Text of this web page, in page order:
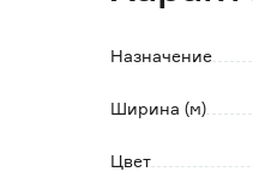
Особенности
качествами;
- линолеум
Назначение
Ширина (м)
Цвет